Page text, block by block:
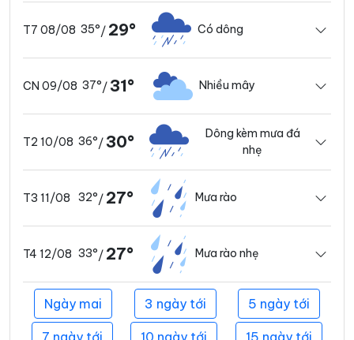
T7 08/08 35°/ 29° Có dông
CN 09/08 37°/31° Nhiều mây
T2 10/08 36°/30°
Dông kèm mưa đá
nhẹ
T3 11/08 32°/ 27° Mưa rào
T4 12/08 33°/ 27° Mưa rào nhẹ
Ngày mai 3 ngày tới 5 ngày tới
7 ngày tới 10 ngày tới 15 ngày tới